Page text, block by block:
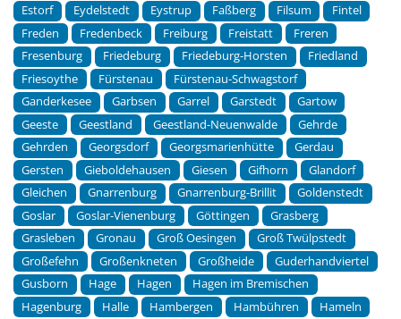
Estorf
Eydelstedt Eystrup Faßberg Filsum
Fintel
Freden
Fredenbeck Freiburg Freistatt
Freren
Fresenburg
Friedeburg Friedeburg-Horsten
Friedland
Friesoythe
Fürstenau
Fürstenau-Schwagstorf
Ganderkesee
Garbsen Garrel Garstedt
Gartow
Geeste
Geestland Geestland-Neuenwalde
Gehrde
Gehrden
Georgsdorf Georgsmarienhütte
Gerdau
Gersten
Gieboldehausen Giesen Gifhorn
Glandorf
Gleichen
Gnarrenburg Gnarrenburg-Brillit
Goldenstedt
Goslar
Goslar-Vienenburg Göttingen
Grasberg
Grasleben
Gronau Groß Oesingen
Groß Twülpstedt
Großefehn
Großenkneten Großheide
Guderhandviertel
Gusborn
Hage Hagen
Hagen im Bremischen
Hagenburg
Halle Hambergen Hambühren
Hameln